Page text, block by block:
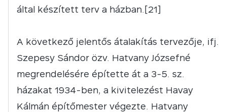
által készített terv a házban.[21]
A következő jelentős átalakítás tervezője, ifj.
Szepesy Sándor özv. Hatvany Józsefné
megrendelésére építette át a 3-5. sz.
házakat 1934-ben, a kivitelezést Havay
Kálmán építőmester végezte. Hatvany